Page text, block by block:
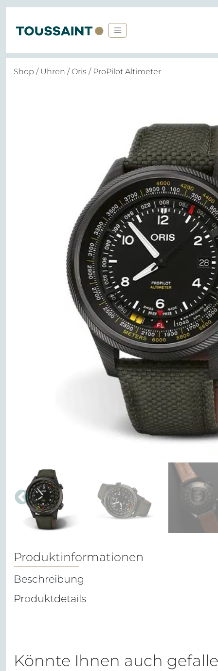
Shop / Uhren / Oris / ProPilot Altimeter
Produktinformationen
Beschreibung
Produktdetails
Könnte Ihnen auch